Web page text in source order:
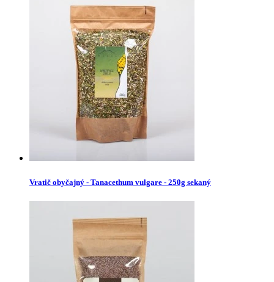
Vratič obyčajný - Tanacethum vulgare - 250g sekaný